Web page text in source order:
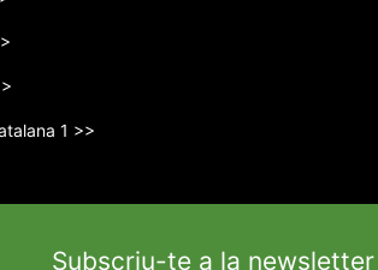
1 >>
Subscriu-te a la newsletter